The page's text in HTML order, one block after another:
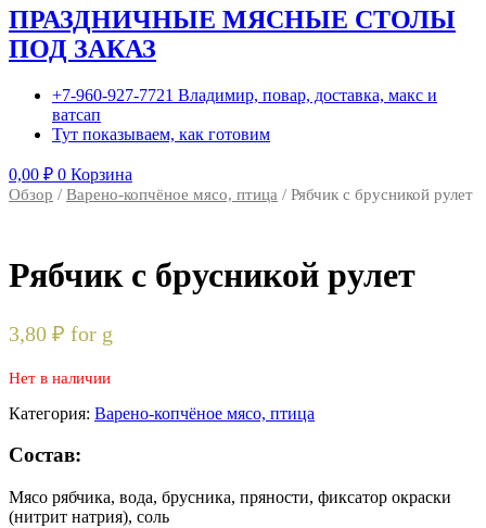
ПРАЗДНИЧНЫЕ МЯСНЫЕ СТОЛЫ
ПОД ЗАКАЗ
+7-960-927-7721 Владимир, повар, доставка, макс и
ватсап
Тут показываем, как готовим
0,00 ₽ 0 Корзина
Обзор / Варено-копчёное мясо, птица / Рябчик с брусникой рулет
Рябчик с брусникой рулет
3,80 ₽ for g
Нет в наличии
Категория: Варено-копчёное мясо, птица
Состав:
Мясо рябчика, вода, брусника, пряности, фиксатор окраски
(нитрит натрия), соль